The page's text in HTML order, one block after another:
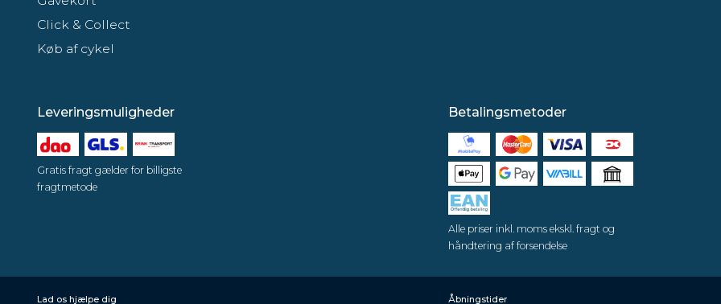
Click & Collect
Køb af cykel
Leveringsmuligheder
Gratis fragt gælder for billigste
fragtmetode
Betalingsmetoder
Alle priser inkl. moms ekskl. fragt og
håndtering af forsendelse
Lad os hjælpe dig Åbningstider